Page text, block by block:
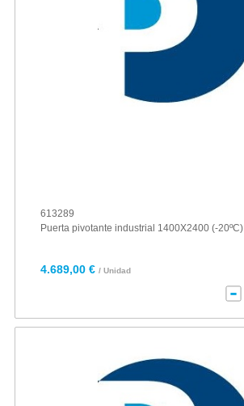
613289
Puerta pivotante industrial 1400X2400 (-20ºC)
4.689,00 € / Unidad